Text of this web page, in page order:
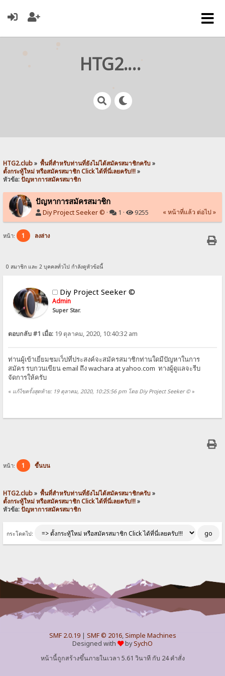
HTG2.club
HTG2.club» พื้นที่สำหรับท่านที่ยังไม่ได้สมัครสมาชิกครับ»
ตั้งกระทู้ใหม่ หรือสมัครสมาชิก Click ได้ที่นี่เลยครับ!!!»
หัวข้อ:ปัญหาการสมัครสมาชิก
ปัญหาการสมัครสมาชิก
Diy Project Seeker © · 1 · 9255 « หน้าที่แล้ว ต่อไป »
หน้า: 1 ลงล่าง
0 สมาชิก และ 2 บุคคลทั่วไป กำลังดูหัวข้อนี้
Diy Project Seeker ©
Admin
Super Star.
ตอบกลับ #1 เมื่อ: 19 ตุลาคม, 2020, 10:40:32 am
ท่านผู้เข้าเยี่ยมชมเว็ปที่ประสงค์จะสมัครสมาชิกท่านใดมีปัญหาในการ
สมัคร รบกวนเขียน email ถึง wachara at yahoo.com ทางผู้ดูแลจะรีบ
จัดการให้ครับ
« แก้ไขครั้งสุดท้าย: 19 ตุลาคม, 2020, 10:25:56 pm โดย Diy Project Seeker ©»
หน้า: 1 ขึ้นบน
HTG2.club» พื้นที่สำหรับท่านที่ยังไม่ได้สมัครสมาชิกครับ»
ตั้งกระทู้ใหม่ หรือสมัครสมาชิก Click ได้ที่นี่เลยครับ!!!»
หัวข้อ:ปัญหาการสมัครสมาชิก
กระโดดไป:
SMF 2.0.19| SMF © 2016,Simple Machines
Designed with
bySychO
หน้านี้ถูกสร้างขึ้นภายในเวลา 5.61 วินาที กับ 24 คำสั่ง